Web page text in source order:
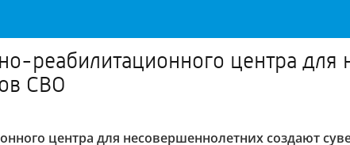
реабилитационного центра
СВО
центра для несовершеннолетних создают